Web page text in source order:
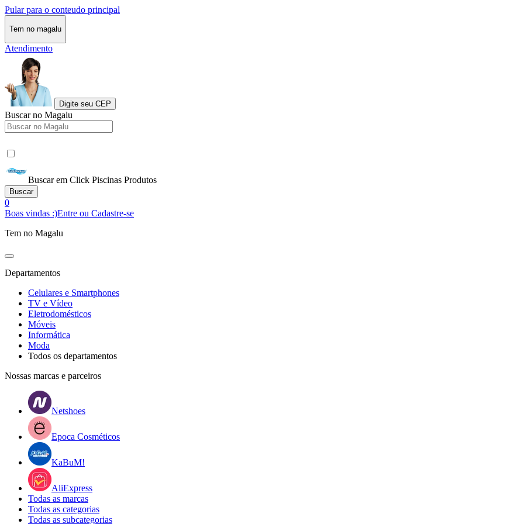
Pular para o conteudo principal
Tem no magalu
Atendimento
Digite seu CEP
Buscar no Magalu
Buscar em Click Piscinas Produtos
Buscar
0
Boas vindas :)Entre ou Cadastre-se
Tem no Magalu
Departamentos
Celulares e Smartphones
TV e Vídeo
Eletrodomésticos
Móveis
Informática
Moda
Todos os departamentos
Nossas marcas e parceiros
Netshoes
Epoca Cosméticos
KaBuM!
AliExpress
Todas as marcas
Todas as categorias
Todas as subcategorias